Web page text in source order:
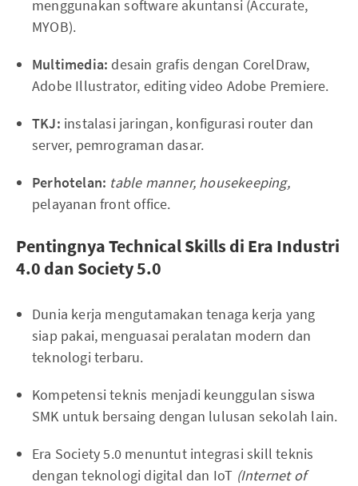
menggunakan software akuntansi (Accurate,
MYOB).
Multimedia: desain grafis dengan CorelDraw,
Adobe Illustrator, editing video Adobe Premiere.
TKJ: instalasi jaringan, konfigurasi router dan
server, pemrograman dasar.
Perhotelan: table manner, housekeeping,
pelayanan front office.
Pentingnya Technical Skills di Era Industri
4.0 dan Society 5.0
Dunia kerja mengutamakan tenaga kerja yang
siap pakai, menguasai peralatan modern dan
teknologi terbaru.
Kompetensi teknis menjadi keunggulan siswa
SMK untuk bersaing dengan lulusan sekolah lain.
Era Society 5.0 menuntut integrasi skill teknis
dengan teknologi digital dan IoT (Internet of